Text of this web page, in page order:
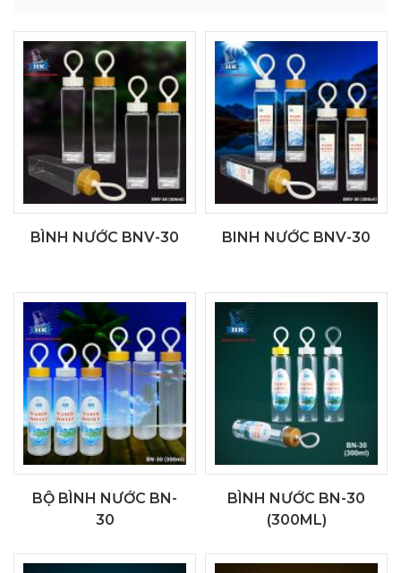
BÌNH NƯỚC BNV-30 BINH NƯỚC BNV-30
BỘ BÌNH NƯỚC BN-
30
BÌNH NƯỚC BN-30
(300ML)